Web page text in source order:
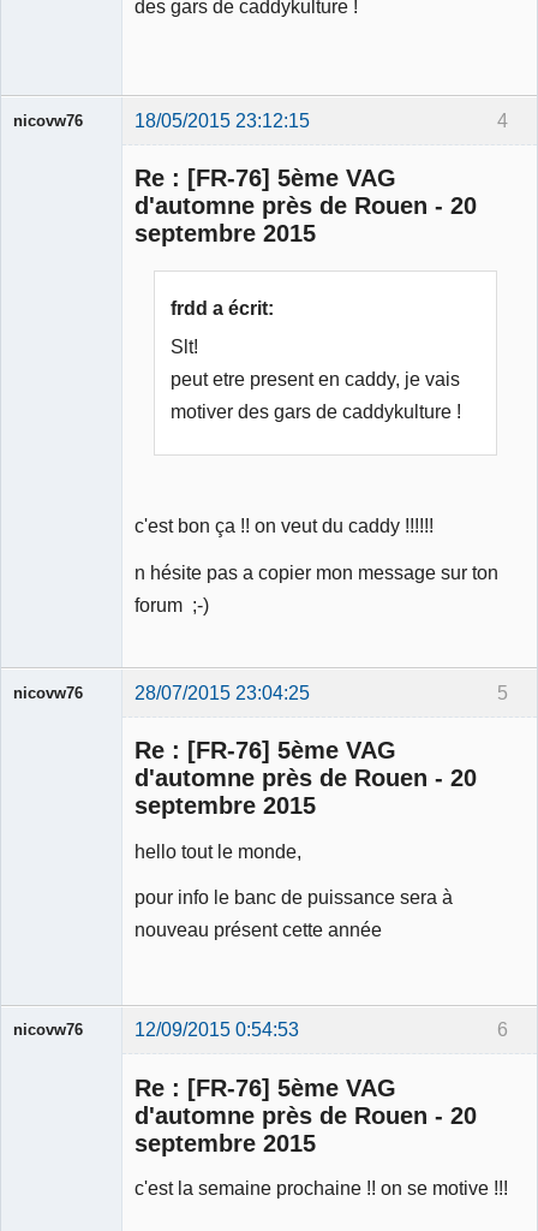
des gars de caddykulture !
4
nicovw76 18/05/2015 23:12:15
Re : [FR-76] 5ème VAG
d'automne près de Rouen - 20
septembre 2015
frdd a écrit:
Slt!
peut etre present en caddy, je vais
motiver des gars de caddykulture !
c'est bon ça !! on veut du caddy !!!!!!
n hésite pas a copier mon message sur ton
forum ;-)
5
nicovw76 28/07/2015 23:04:25
Re : [FR-76] 5ème VAG
d'automne près de Rouen - 20
septembre 2015
hello tout le monde,
pour info le banc de puissance sera à
nouveau présent cette année
6
nicovw76 12/09/2015 0:54:53
Re : [FR-76] 5ème VAG
d'automne près de Rouen - 20
septembre 2015
c'est la semaine prochaine !! on se motive !!!